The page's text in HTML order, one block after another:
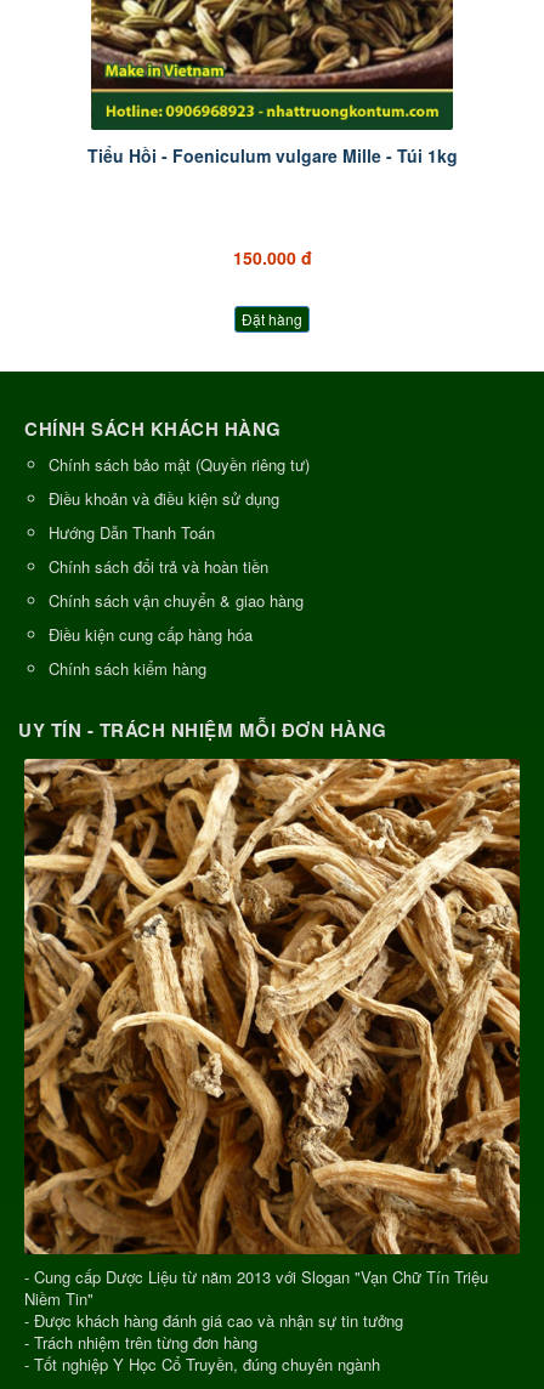
Tiểu Hồi - Foeniculum vulgare Mille - Túi 1kg
150.000 đ
Đặt hàng
CHÍNH SÁCH KHÁCH HÀNG
Chính sách bảo mật (Quyền riêng tư)
Điều khoản và điều kiện sử dụng
Hướng Dẫn Thanh Toán
Chính sách đổi trả và hoàn tiền
Chính sách vận chuyển & giao hàng
Điều kiện cung cấp hàng hóa
Chính sách kiểm hàng
UY TÍN - TRÁCH NHIỆM MỖI ĐƠN HÀNG
- Cung cấp Dược Liệu từ năm 2013 với Slogan "Vạn Chữ Tín Triệu
Niềm Tin"
- Được khách hàng đánh giá cao và nhận sự tin tưởng
- Trách nhiệm trên từng đơn hàng
- Tốt nghiệp Y Học Cổ Truyền, đúng chuyên ngành